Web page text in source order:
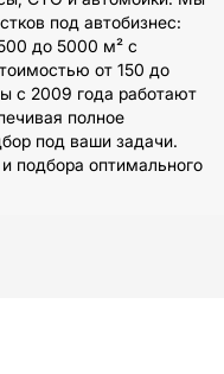
под автобизнес:
до 5000 м² с
от 150 до
с 2009 года работают
полное
под ваши задачи.
подбора оптимального